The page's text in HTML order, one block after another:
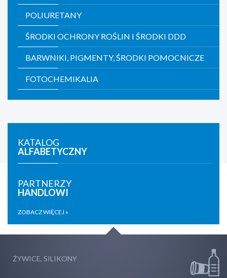
POLIURETANY
ŚRODKI OCHRONY ROŚLIN I ŚRODKI DDD
BARWNIKI, PIGMENTY, ŚRODKI POMOCNICZE
FOTOCHEMIKALIA
KATALOG
ALFABETYCZNY
PARTNERZY
HANDLOWI
ZOBACZ WIĘCEJ »
ŻYWICE, SILIKONY